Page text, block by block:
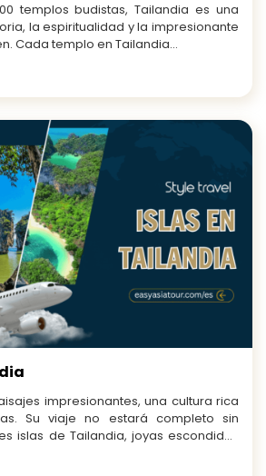
templos budistas, Tailandia es una
la espiritualidad y la impresionante
Cada templo en Tailandia...
impresionantes, una cultura rica
Su viaje no estará completo sin
islas de Tailandia, joyas escondidas